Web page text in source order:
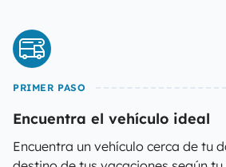
PRIMER PASO
Encuentra el vehículo ideal
Encuentra un vehículo cerca de tu